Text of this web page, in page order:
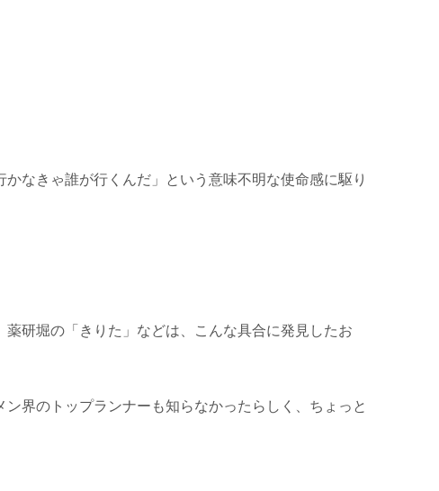
なきゃ誰が行くんだ」という意味不明な使命感に駆り
研堀の「きりた」などは、こんな具合に発見したお
界のトップランナーも知らなかったらしく、ちょっと